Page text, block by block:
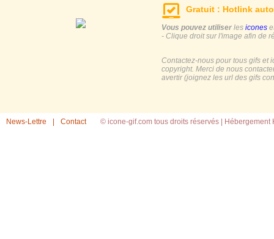
Gratuit : Hotlink
Vous pouvez utiliser les icones
- Clique droit sur l'image afin de
Contactez-nous pour tous gifs et
copyright. Merci de nous
avertir (joignez les url des gifs
News-Lettre Contact © icone-gif.com tous droits réservés | Hébergement